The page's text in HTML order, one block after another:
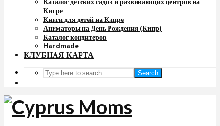
Каталог детских садов и развивающих центров на
Кипре
Книги для детей на Кипре
Аниматоры на День Рождения (Кипр)
Каталог кондитеров
Handmade
КЛУБНАЯ КАРТА
Search